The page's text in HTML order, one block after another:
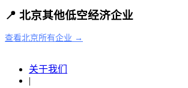
📍 北京其他低空经济企业
查看北京所有企业 →
关于我们
|